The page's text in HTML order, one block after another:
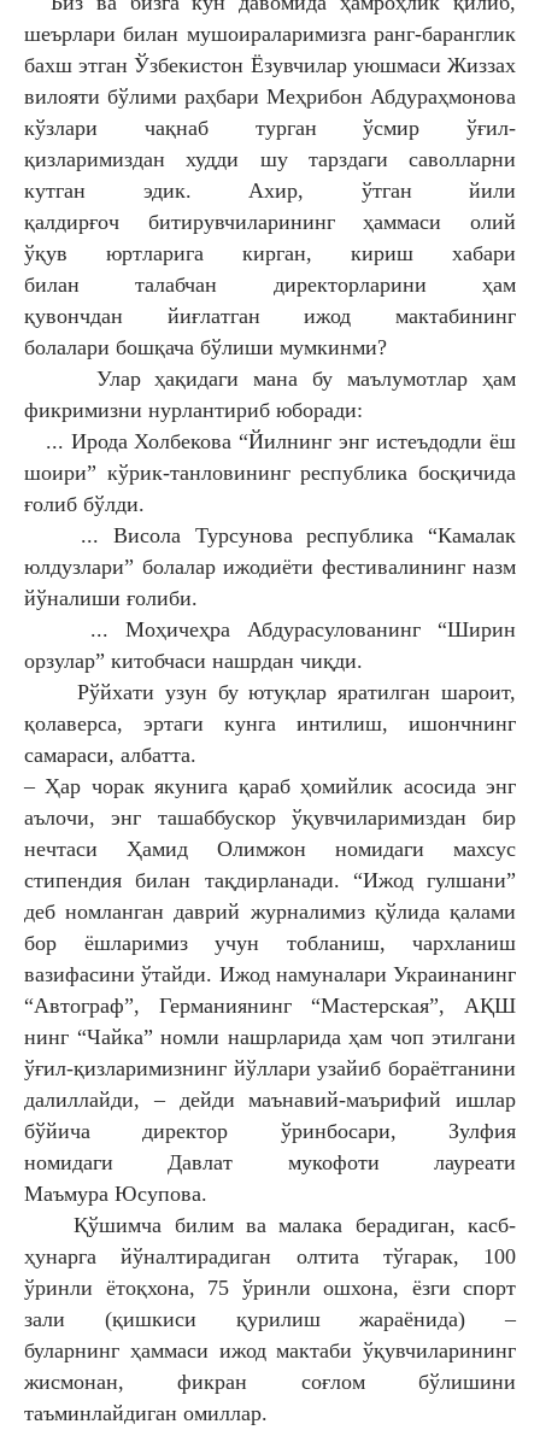
шеърлари билан мушоираларимизга ранг-баранглик
бахшэтган Ўзбекистон Ёзувчилар уюшмасиЖиззах
вилояти бўлими раҳбари Меҳрибон Абдураҳмонова
кўзлари чақнаб турган ўсмир ўғил-
қизларимизданхудди шу тарздаги саволларни
кутган эдик. Ахир, ўтган йили
қалдирғоч битирувчиларининг ҳаммаси олий
ўқув юртларига кирган, кириш хабари
биланталабчан директорларини ҳам
қувончдан йиғлатган ижод мактабининг
болалари бошқача бўлиши мумкинми?
Улар ҳақидаги мана бу маълумотлар ҳам
фикримизни нурлантириб юборади:
... Ирода Холбекова “Йилнингэнг истеъдодли ёш
шоири” кўрик-танловининг республика босқичида
ғолиб бўлди.
... Висола Турсунова республика “Камалак
юлдузлари” болалар ижодиёти фестивалининг назм
йўналиши ғолиби.
... Моҳичеҳра Абдурасулованинг “Ширин
орзулар” китобчаси нашрдан чиқди.
Рўйхати узун бу ютуқлар яратилган шароит,
қолаверса, эртаги кунга интилиш, ишончнинг
самараси, албатта.
– Ҳар чорак якунига қараб ҳомийлик асосида энг
аълочи, энг ташаббускор ўқувчиларимиздан бир
нечтаси Ҳамид Олимжон номидаги махсус
стипендиябилан тақдирланади. “Ижод гулшани”
дебномланган даврий журналимиз қўлидақалами
бор ёшларимиз учун тобланиш, чархланиш
вазифасини ўтайди. Ижод намуналари Украинанинг
“Автограф”, Германиянинг “Мастерская”, АҚШ
нинг “Чайка” номли нашрларида ҳам чоп этилгани
ўғил-қизларимизнинг йўллариузайиб бораётганини
далиллайди, – дейди маънавий-маърифий ишлар
бўйича директор ўринбосари, Зулфия
номидаги Давлат мукофоти лауреати
Маъмура Юсупова.
Қўшимча билим ва малака берадиган, касб-
ҳунарга йўналтирадиган олтита тўгарак, 100
ўринли ётоқхона, 75 ўринли ошхона, ёзги спорт
зали (қишкиси қурилиш жараёнида) –
буларнинг ҳаммаси ижод мактаби ўқувчиларининг
жисмонан,фикран соғлом бўлишини
таъминлайдиган омиллар.